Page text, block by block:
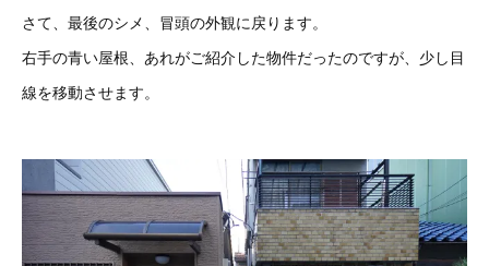
さて、最後のシメ、冒頭の外観に戻ります。
右手の青い屋根、あれがご紹介した物件だったのですが、少し目
線を移動させます。